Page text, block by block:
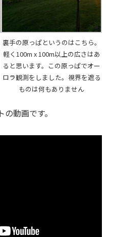
裏手の原っぱというのはこちら。
軽く100m x 100m以上の広さはあ
ると思います。この原っぱでオー
ロラ観測をしました。視界を遮る
ものは何もありません
動画です。